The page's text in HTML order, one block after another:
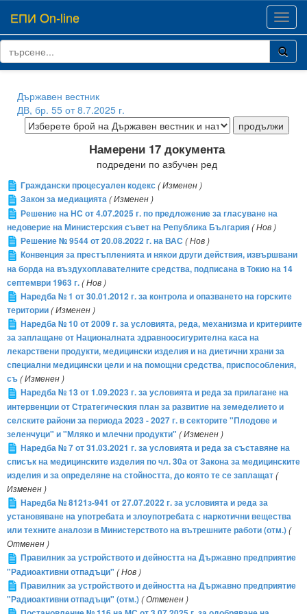
ЕПИ On-line
Държавен вестник
ДВ, бр. 55 от 8.7.2025 г.
Намерени 17 документа
подредени по азбучен ред
Граждански процесуален кодекс( Изменен )
Закон за медиацията( Изменен )
Решение на НС от 4.07.2025 г. по предложение за гласуване на
недоверие на Министерския съвет на Република България( Нов )
Решение № 9544 от 20.08.2022 г. на ВАС ( Нов )
Конвенция за престъпленията и някои други действия, извършвани
на борда на въздухоплавателните средства, подписана в Токио на 14
септември 1963 г.( Нов )
Наредба № 1 от 30.01.2012 г. за контрола и опазването на горските
територии( Изменен )
Наредба № 10 от 2009 г. за условията, реда, механизма и критериите
за заплащане от Националната здравноосигурителна каса на
лекарствени продукти, медицински изделия и на диетични храни за
специални медицински цели и на помощни средства, приспособления,
съ( Изменен )
Наредба № 13 от 1.09.2023 г. за условията и реда за прилагане на
интервенции от Стратегическия план за развитие на земеделието и
селските райони за периода 2023 - 2027 г. в секторите "Плодове и
зеленчуци" и "Мляко и млечни продукти" ( Изменен )
Наредба № 7 от 31.03.2021 г. за условията и реда за съставяне на
списък на медицинските изделия по чл. 30а от Закона за медицинските
изделия и за определяне на стойността, до която те се заплащат(
Изменен )
Наредба № 8121з-941 от 27.07.2022 г. за условията и реда за
установяване на употребата и злоупотребата с наркотични вещества
или техните аналози в Министерството на вътрешните работи (отм.)(
Отменен )
Правилник за устройството и дейността на Държавно предприятие
"Радиоактивни отпадъци" ( Нов )
Правилник за устройството и дейността на Държавно предприятие
"Радиоактивни отпадъци" (отм.)( Отменен )